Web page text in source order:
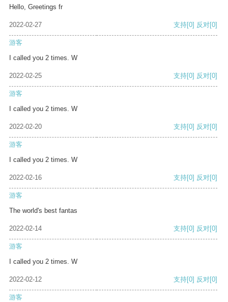
Hello, Greetings fr
2022-02-27 支持[0] 反对[0]
游客
I called you 2 times. W
2022-02-25 支持[0] 反对[0]
游客
I called you 2 times. W
2022-02-20 支持[0] 反对[0]
游客
I called you 2 times. W
2022-02-16 支持[0] 反对[0]
游客
The world's best fantas
2022-02-14 支持[0] 反对[0]
游客
I called you 2 times. W
2022-02-12 支持[0] 反对[0]
游客